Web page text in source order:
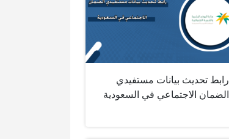
رابط تحديث بيانات مستفيدي
الضمان الاجتماعي في السعودية